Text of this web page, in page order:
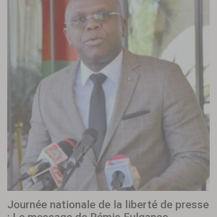
Journée nationale de la liberté de presse